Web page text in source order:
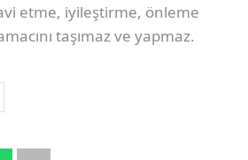
etme, iyileştirme, önleme
taşımaz ve yapmaz.